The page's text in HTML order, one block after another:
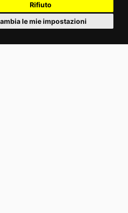
Rifiuto
le mie impostazioni